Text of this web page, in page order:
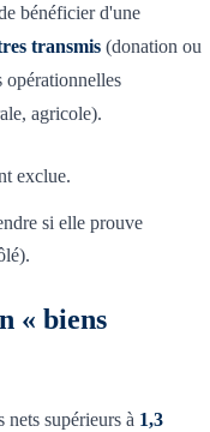
bénéficier d'une
transmis (donation ou
opérationnelles
agricole).
exclue.
si elle prouve
« biens
supérieurs à 1,3